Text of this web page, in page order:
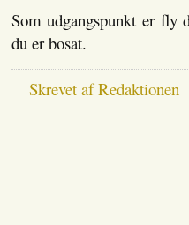
Som udgangspunkt er fly
du er bosat.
Skrevet af Redaktionen